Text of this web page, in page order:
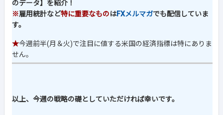
のデータ】を紹介！
※雇用統計など特に重要なものはFXメルマガでも配信していま
す。
★今週前半(月＆火)で注目に値する米国の経済指標は特にありま
せん。
以上、今週の戦略の礎としていただければ幸いです。